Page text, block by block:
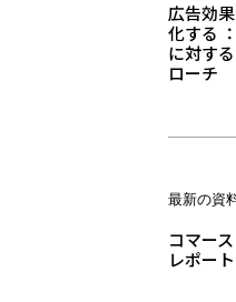
広告効
化する
に対す
ローチ
最新の資
コマー
レポー